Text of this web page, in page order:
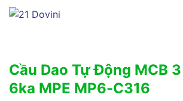
Cầu Dao Tự Động MCB
6ka MPE MP6-C316